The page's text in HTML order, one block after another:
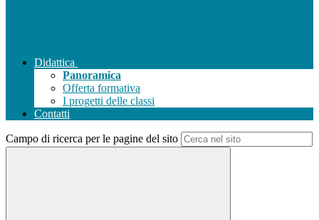
Didattica
Panoramica
Offerta formativa
I progetti delle classi
Contatti
Campo di ricerca per le pagine del sito